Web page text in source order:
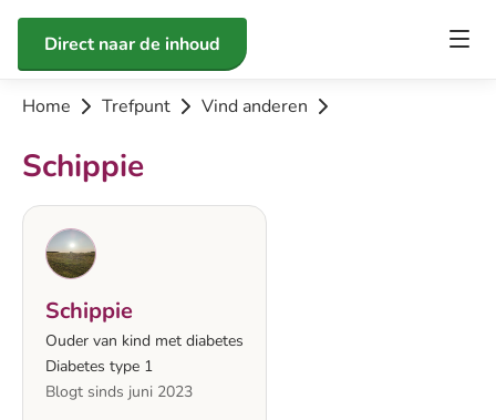
Direct naar de inhoud
Home Trefpunt Vind anderen
Schippie
Schippie
Ouder van kind met diabetes
Diabetes type 1
Blogt sinds juni 2023